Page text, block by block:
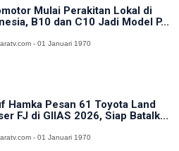
Mulai Perakitan Lokal di
B10 dan C10 Jadi Model P...
- 01 Januari 1970
Hamka Pesan 61 Toyota Land
FJ di GIIAS 2026, Siap Batalk...
- 01 Januari 1970